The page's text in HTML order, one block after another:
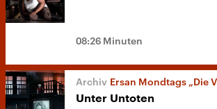
08:26 Minuten
Ersan Mondtags „Die
Unter Untoten